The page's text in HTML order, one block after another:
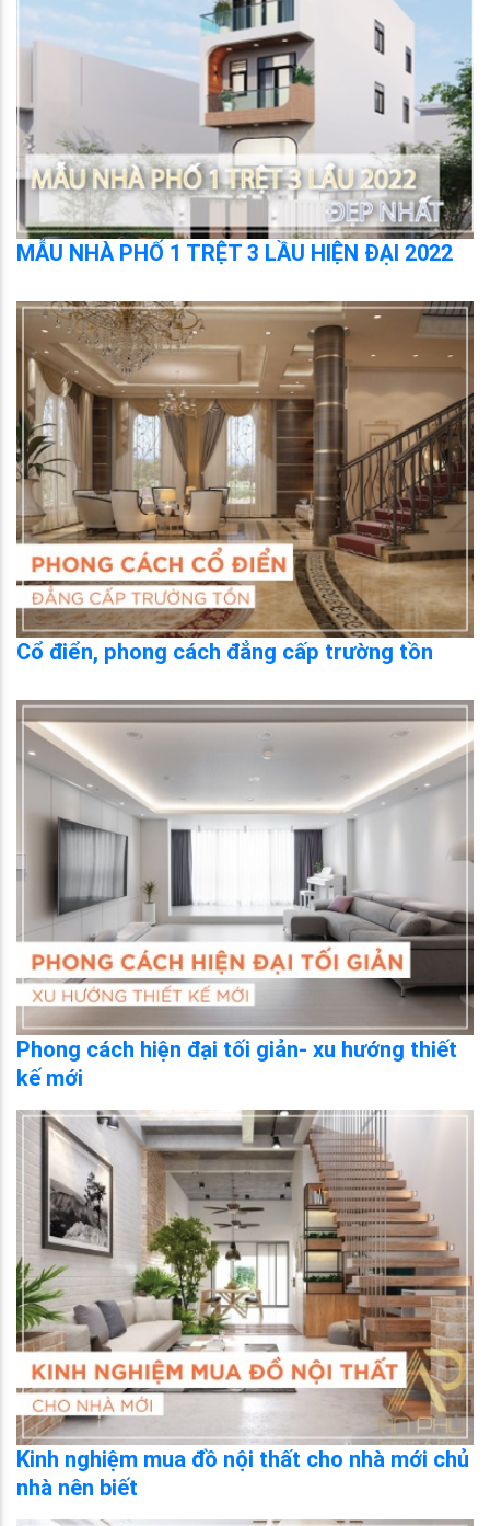
MẪU NHÀ PHỐ 1 TRỆT 3 LẦU HIỆN ĐẠI 2022
Cổ điển, phong cách đẳng cấp trường tồn
Phong cách hiện đại tối giản- xu hướng thiết
kế mới
Kinh nghiệm mua đồ nội thất cho nhà mới chủ
nhà nên biết